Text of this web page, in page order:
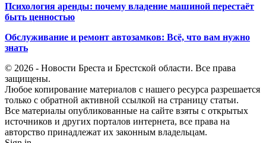
Психология аренды: почему владение машиной перестаёт
быть ценностью
Обслуживание и ремонт автозамков: Всё, что вам нужно
знать
© 2026 - Новости Бреста и Брестской области. Все права
защищены.
Любое копирование материалов с нашего ресурса разрешается
только с обратной активной ссылкой на страницу статьи.
Все материалы опубликованные на сайте взяты с открытых
источников и других порталов интернета, все права на
авторство принадлежат их законным владельцам.